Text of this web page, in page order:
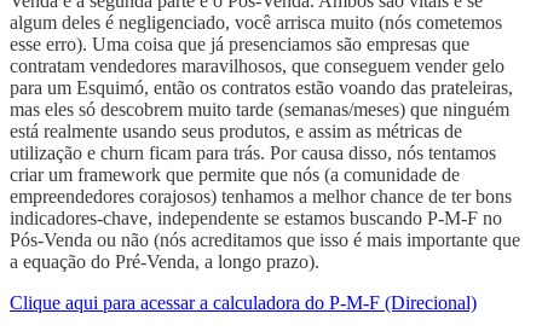
algum deles é negligenciado, você arrisca muito (nós cometemos
esse erro). Uma coisa que já presenciamos são empresas que
contratam vendedores maravilhosos, que conseguem vender gelo
para um Esquimó, então os contratos estão voando das prateleiras,
mas eles só descobrem muito tarde (semanas/meses) que ninguém
está realmente usando seus produtos, e assim as métricas de
utilização e churn ficam para trás. Por causa disso, nós tentamos
criar um framework que permite que nós (a comunidade de
empreendedores corajosos) tenhamos a melhor chance de ter bons
indicadores-chave, independente se estamos buscando P-M-F no
Pós-Venda ou não (nós acreditamos que isso é mais importante que
a equação do Pré-Venda, a longo prazo).
Clique aqui para acessar a calculadora do P-M-F (Direcional)